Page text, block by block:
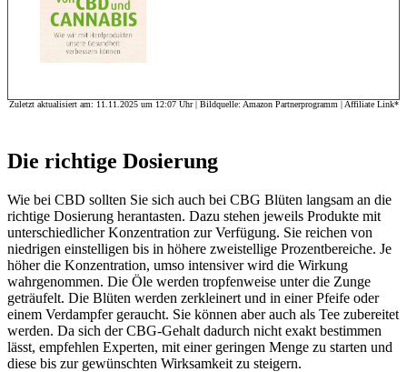
Zuletzt aktualisiert am: 11.11.2025 um 12:07 Uhr | Bildquelle: Amazon Partnerprogramm | Affiliate Link*
Die richtige Dosierung
Wie bei CBD sollten Sie sich auch bei CBG Blüten langsam an die
richtige Dosierung herantasten. Dazu stehen jeweils Produkte mit
unterschiedlicher Konzentration zur Verfügung. Sie reichen von
niedrigen einstelligen bis in höhere zweistellige Prozentbereiche. Je
höher die Konzentration, umso intensiver wird die Wirkung
wahrgenommen. Die Öle werden tropfenweise unter die Zunge
geträufelt. Die Blüten werden zerkleinert und in einer Pfeife oder
einem Verdampfer geraucht. Sie können aber auch als Tee zubereitet
werden. Da sich der CBG-Gehalt dadurch nicht exakt bestimmen
lässt, empfehlen Experten, mit einer geringen Menge zu starten und
diese bis zur gewünschten Wirksamkeit zu steigern.